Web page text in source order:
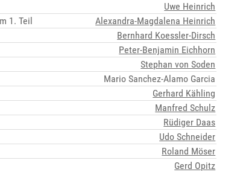
Uwe Heinrich
1. Teil
Alexandra-Magdalena Heinrich
Bernhard Koessler-Dirsch
Peter-Benjamin Eichhorn
Stephan von Soden
Mario Sanchez-Alamo Garcia
Gerhard Kähling
Manfred Schulz
Rüdiger Daas
Udo Schneider
Roland Möser
Gerd Opitz